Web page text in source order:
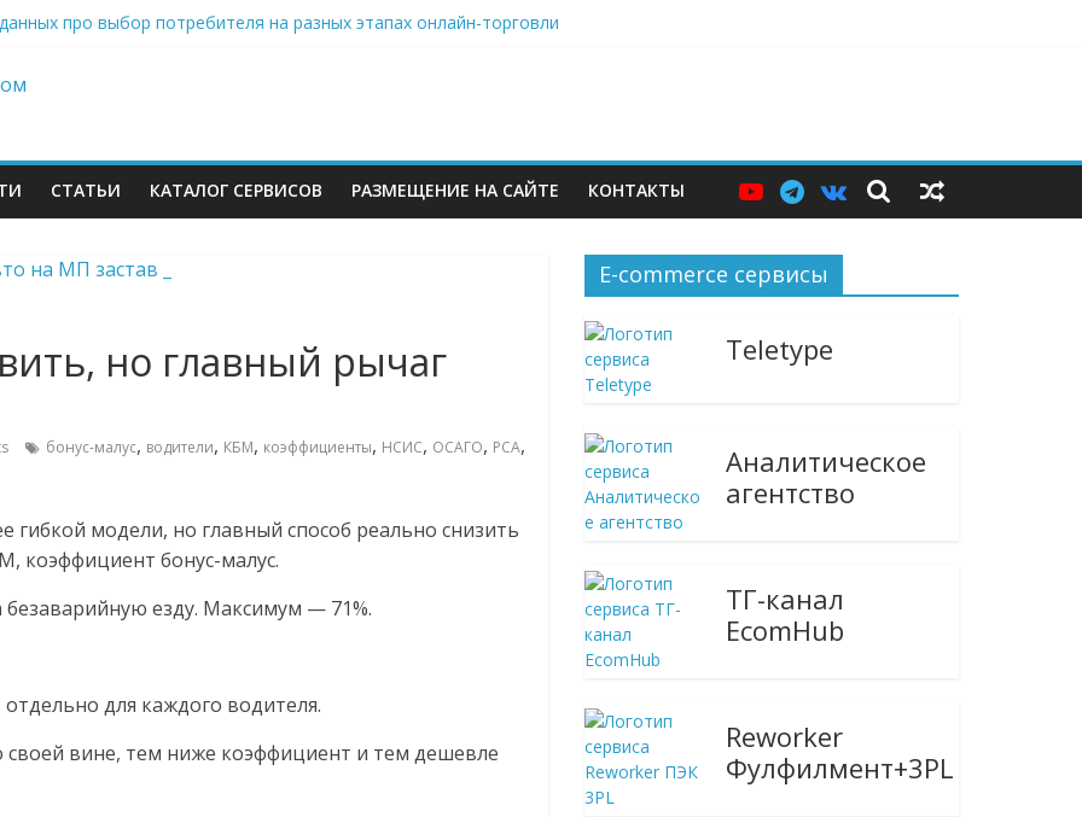
про выбор потребителя на разных этапах онлайн-торговли
на словах: Wildberries продолжает развивать мессенджер и языковой сервис
много данных про розничный онлайн-импорт, правда данные опросные
СТАТЬИ КАТАЛОГ СЕРВИСОВ РАЗМЕЩЕНИЕ НА САЙТЕ КОНТАКТЫ
но главный рычаг
бонус-малус, водители, КБМ, коэффициенты, НСИС, ОСАГО, РСА,
гибкой модели, но главный способ реально снизить
коэффициент бонус-малус.
езду. Максимум — 71%.
для каждого водителя.
вине, тем ниже коэффициент и тем дешевле
E-commerce сервисы
Teletype
Аналитическое
агентство
ТГ-канал
EcomHub
Reworker
Фулфилмент+3PL